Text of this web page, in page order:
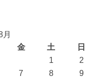
金 土
日
1
2
7 8
9